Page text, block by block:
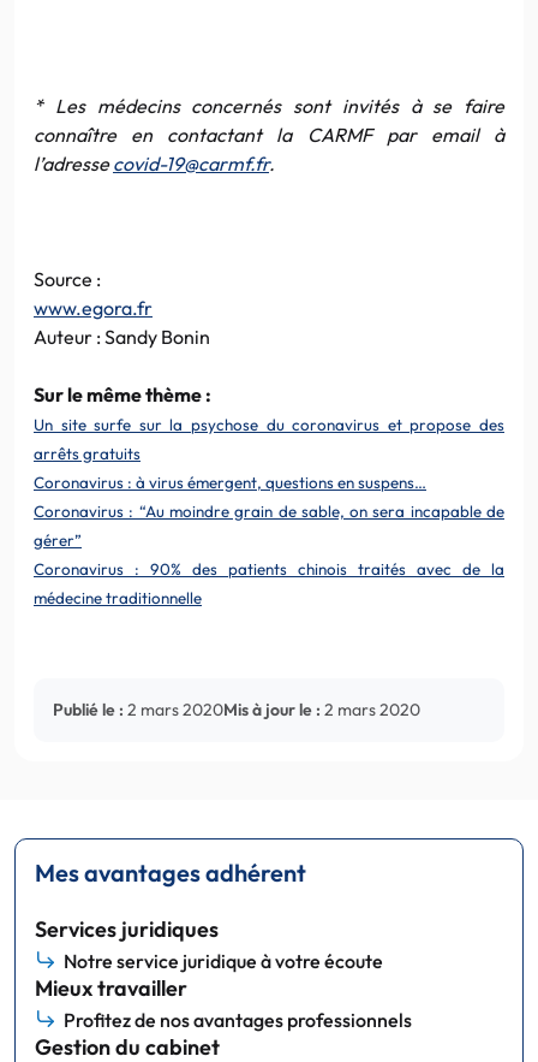
* Les médecins concernés sont invités à se faire
connaître en contactant la CARMF par email à
l’adressecovid-19@carmf.fr.
Source :
www.egora.fr
Auteur : Sandy Bonin
Sur le même thème :
Un site surfe sur la psychose du coronavirus et propose des
arrêts gratuits
Coronavirus : à virus émergent, questions en suspens…
Coronavirus : “Au moindre grain de sable, on sera incapable de
gérer”
Coronavirus : 90% des patients chinois traités avec de la
médecine traditionnelle
Publié le : 2 mars 2020Mis à jour le : 2 mars 2020
Mes avantages adhérent
Services juridiques
Notre service juridique à votre écoute
Mieux travailler
Profitez de nos avantages professionnels
Gestion du cabinet